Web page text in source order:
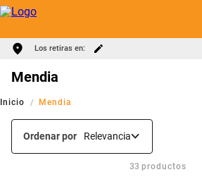
Los retiras en:
Mendia
Mendia
Ordenar por Relevancia
33 productos